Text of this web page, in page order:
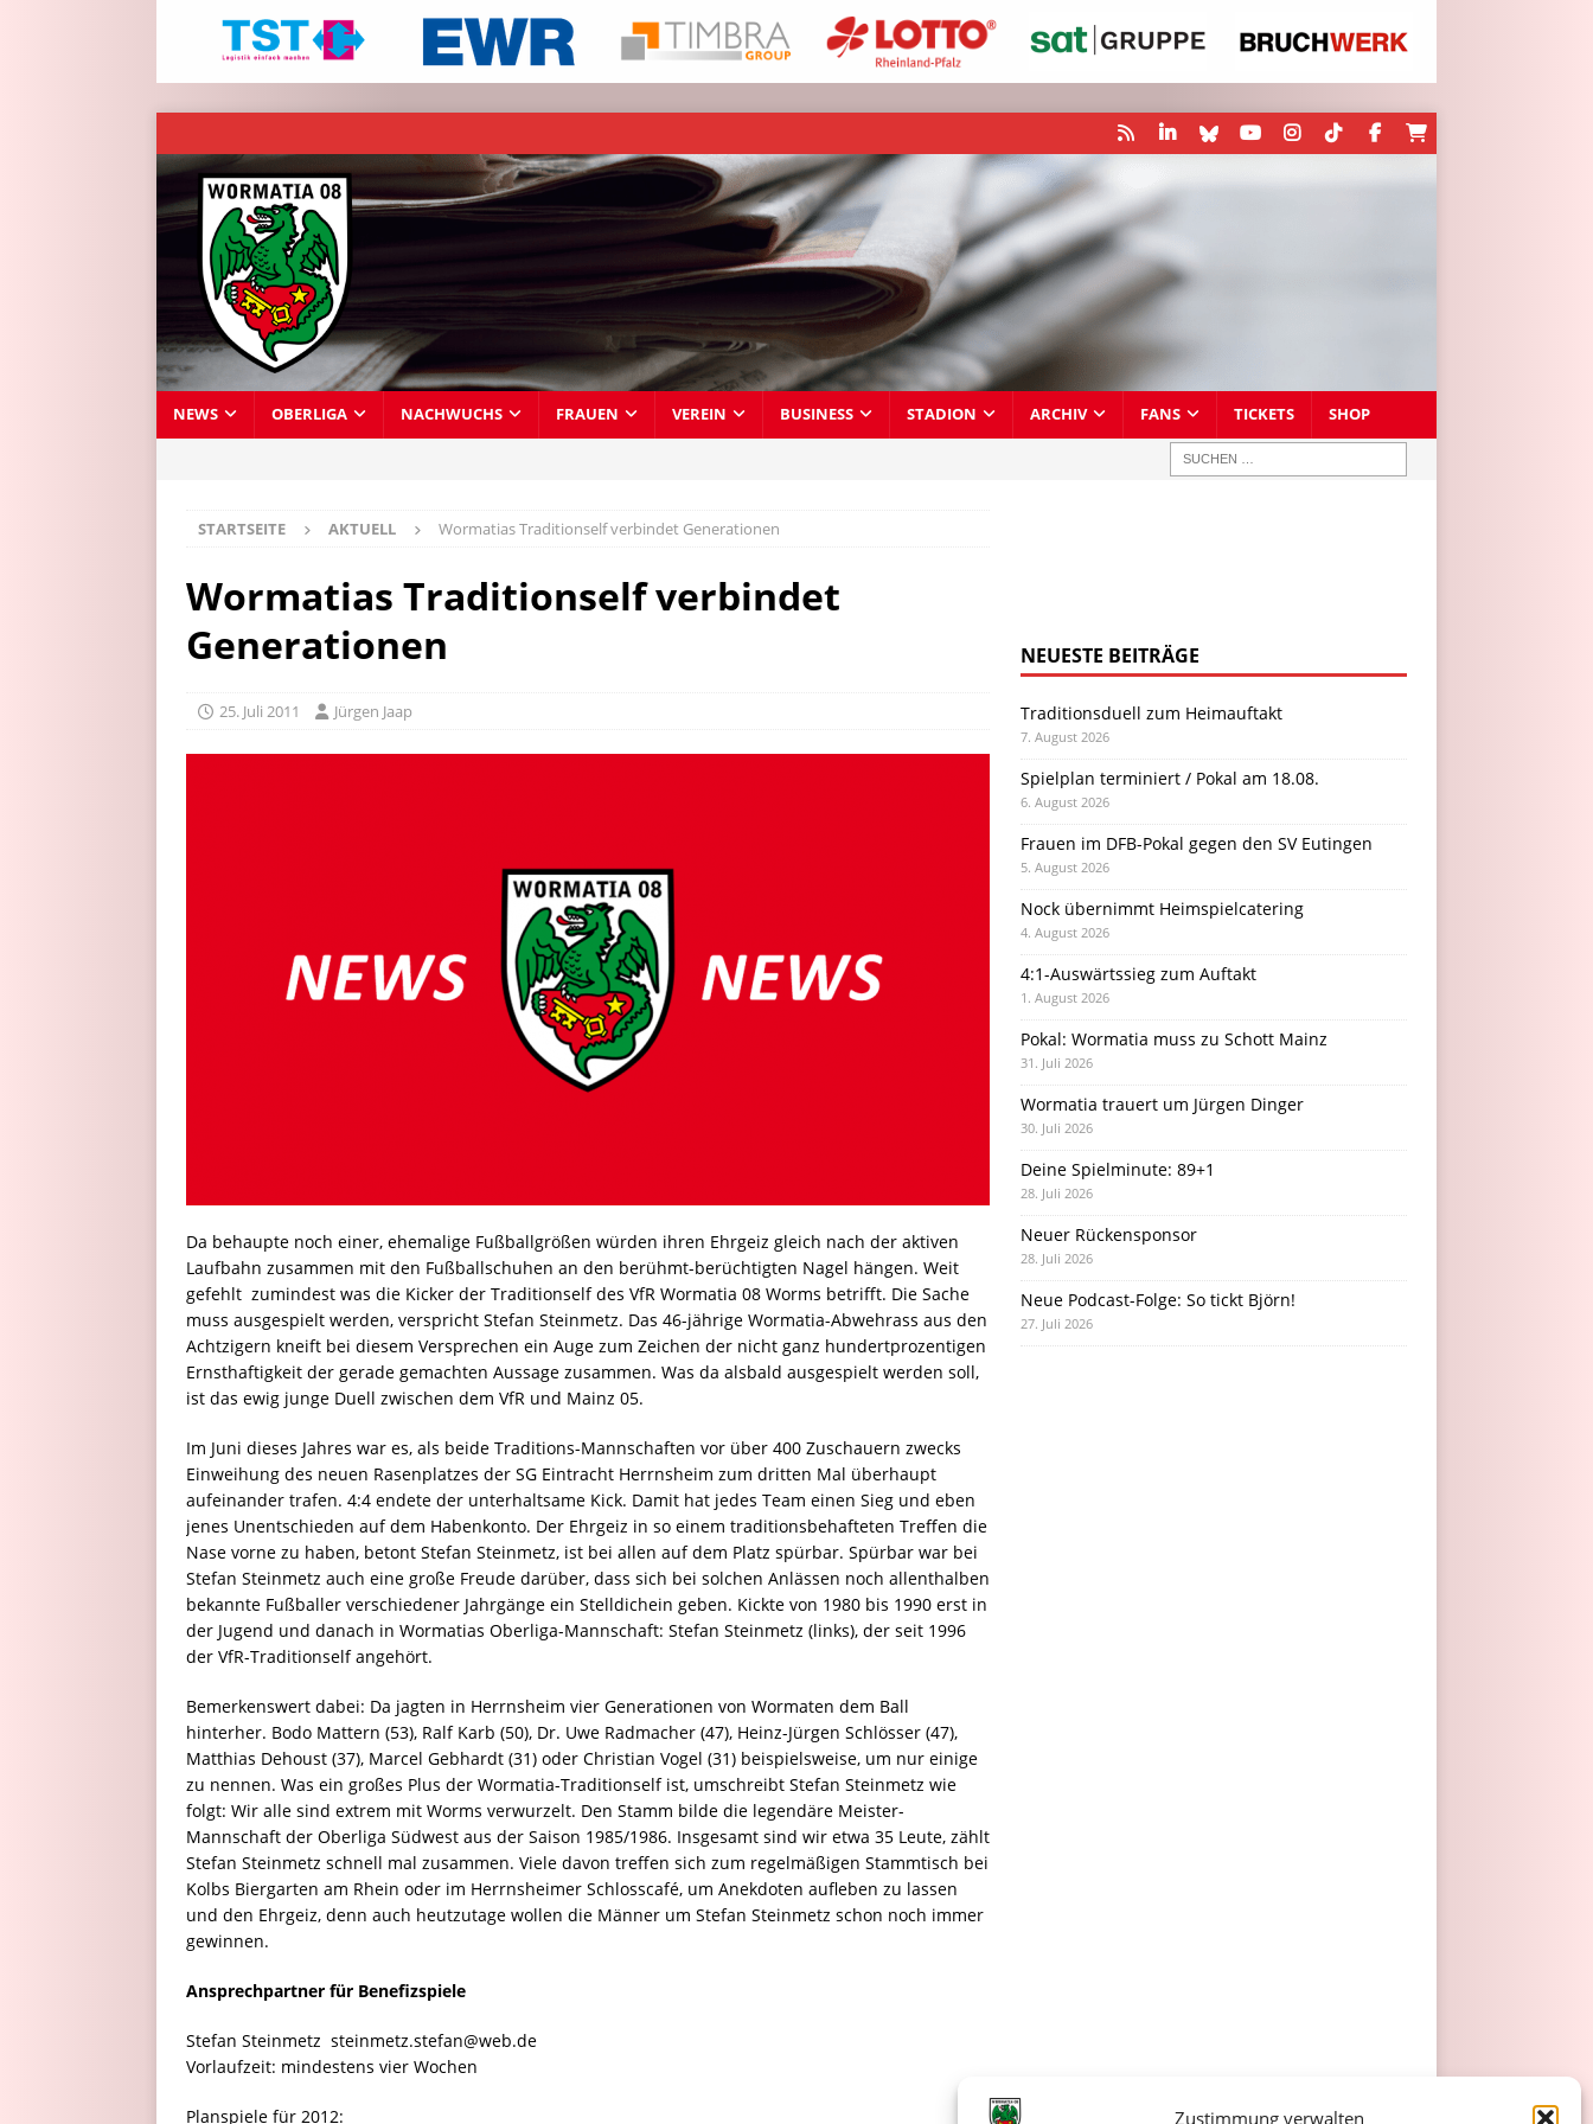
Zustimmung verwalten
NEWS OBERLIGA NACHWUCHS FRAUEN VEREIN BUSINESS STADION ARCHIV FANS TICKETS SHOP
STARTSEITE AKTUELL Wormatias Traditionself verbindet Generationen
Wormatias Traditionself verbindet
Generationen
25. Juli 2011 Jürgen Jaap
Da behaupte noch einer, ehemalige Fußballgrößen würden ihren Ehrgeiz gleich nach der aktiven
Laufbahn zusammen mit den Fußballschuhen an den berühmt-berüchtigten Nagel hängen. Weit
gefehlt  zumindest was die Kicker der Traditionself des VfR Wormatia 08 Worms betrifft. Die Sache
muss ausgespielt werden, verspricht Stefan Steinmetz. Das 46-jährige Wormatia-Abwehrass aus den
Achtzigern kneift bei diesem Versprechen ein Auge zum Zeichen der nicht ganz hundertprozentigen
Ernsthaftigkeit der gerade gemachten Aussage zusammen. Was da alsbald ausgespielt werden soll,
ist das ewig junge Duell zwischen dem VfR und Mainz 05.
Im Juni dieses Jahres war es, als beide Traditions-Mannschaften vor über 400 Zuschauern zwecks
Einweihung des neuen Rasenplatzes der SG Eintracht Herrnsheim zum dritten Mal überhaupt
aufeinander trafen. 4:4 endete der unterhaltsame Kick. Damit hat jedes Team einen Sieg und eben
jenes Unentschieden auf dem Habenkonto. Der Ehrgeiz in so einem traditionsbehafteten Treffen die
Nase vorne zu haben, betont Stefan Steinmetz, ist bei allen auf dem Platz spürbar. Spürbar war bei
Stefan Steinmetz auch eine große Freude darüber, dass sich bei solchen Anlässen noch allenthalben
bekannte Fußballer verschiedener Jahrgänge ein Stelldichein geben. Kickte von 1980 bis 1990 erst in
der Jugend und danach in Wormatias Oberliga-Mannschaft: Stefan Steinmetz (links), der seit 1996
der VfR-Traditionself angehört.
Bemerkenswert dabei: Da jagten in Herrnsheim vier Generationen von Wormaten dem Ball
hinterher. Bodo Mattern (53), Ralf Karb (50), Dr. Uwe Radmacher (47), Heinz-Jürgen Schlösser (47),
Matthias Dehoust (37), Marcel Gebhardt (31) oder Christian Vogel (31) beispielsweise, um nur einige
zu nennen. Was ein großes Plus der Wormatia-Traditionself ist, umschreibt Stefan Steinmetz wie
folgt: Wir alle sind extrem mit Worms verwurzelt. Den Stamm bilde die legendäre Meister-
Mannschaft der Oberliga Südwest aus der Saison 1985/1986. Insgesamt sind wir etwa 35 Leute, zählt
Stefan Steinmetz schnell mal zusammen. Viele davon treffen sich zum regelmäßigen Stammtisch bei
Kolbs Biergarten am Rhein oder im Herrnsheimer Schlosscafé, um Anekdoten aufleben zu lassen 
und den Ehrgeiz, denn auch heutzutage wollen die Männer um Stefan Steinmetz schon noch immer
gewinnen.
Ansprechpartner für Benefizspiele
Stefan Steinmetz  steinmetz.stefan@web.de
Vorlaufzeit: mindestens vier Wochen
Planspiele für 2012:
NEUESTE BEITRÄGE
Traditionsduell zum Heimauftakt
7. August 2026
Spielplan terminiert / Pokal am 18.08.
6. August 2026
Frauen im DFB-Pokal gegen den SV Eutingen
5. August 2026
Nock übernimmt Heimspielcatering
4. August 2026
4:1-Auswärtssieg zum Auftakt
1. August 2026
Pokal: Wormatia muss zu Schott Mainz
31. Juli 2026
Wormatia trauert um Jürgen Dinger
30. Juli 2026
Deine Spielminute: 89+1
28. Juli 2026
Neuer Rückensponsor
28. Juli 2026
Neue Podcast-Folge: So tickt Björn!
27. Juli 2026